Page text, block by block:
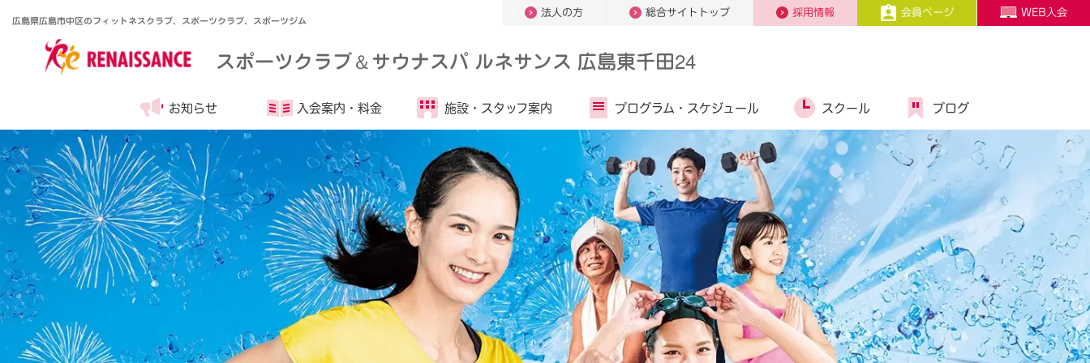
広島県広島市中区のフィットネスクラブ、スポーツクラブ、スポーツジム
法人の方 総合サイトトップ 採用情報 会員ページ WEB入会
スポーツクラブ＆サウナスパ ルネサンス 広島東千田24
お知らせ 入会案内・ 料金 施設・ スタッフ案内 プログラム・ スケジュール スクール ブログ